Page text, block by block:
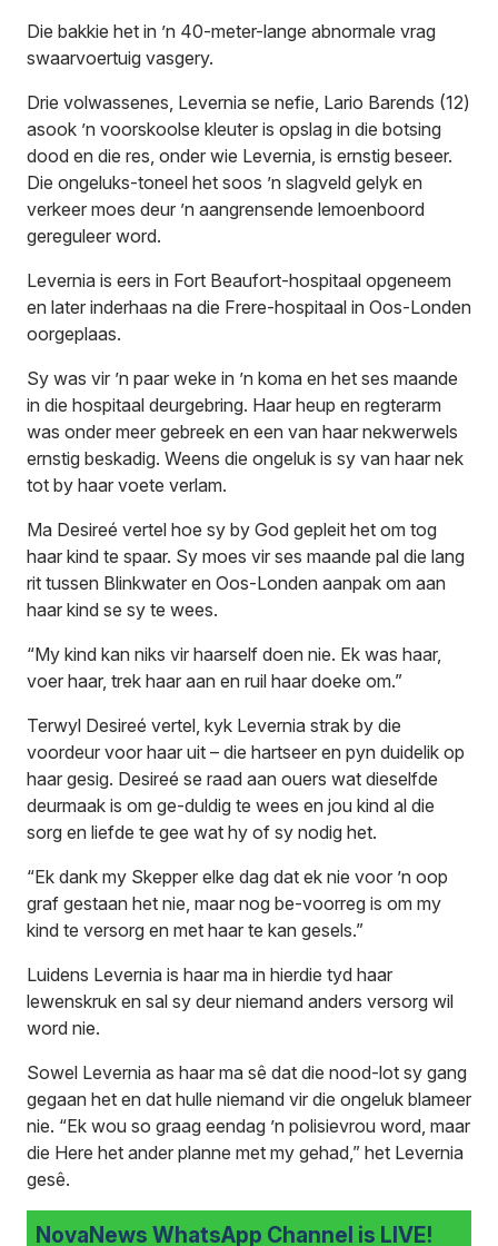
Die bakkie het in ’n 40-meter-lange abnormale vrag
swaarvoertuig vasgery.
Drie volwassenes, Levernia se nefie, Lario Barends (12)
asook ’n voorskoolse kleuter is opslag in die botsing
dood en die res, onder wie Levernia, is ernstig beseer.
Die ongeluks-toneel het soos ’n slagveld gelyk en
verkeer moes deur ’n aangrensende lemoenboord
gereguleer word.
Levernia is eers in Fort Beaufort-hospitaal opgeneem
en later inderhaas na die Frere-hospitaal in Oos-Londen
oorgeplaas.
Sy was vir ’n paar weke in ’n koma en het ses maande
in die hospitaal deurgebring. Haar heup en regterarm
was onder meer gebreek en een van haar nekwerwels
ernstig beskadig. Weens die ongeluk is sy van haar nek
tot by haar voete verlam.
Ma Desireé vertel hoe sy by God gepleit het om tog
haar kind te spaar. Sy moes vir ses maande pal die lang
rit tussen Blinkwater en Oos-Londen aanpak om aan
haar kind se sy te wees.
“My kind kan niks vir haarself doen nie. Ek was haar,
voer haar, trek haar aan en ruil haar doeke om.”
Terwyl Desireé vertel, kyk Levernia strak by die
voordeur voor haar uit – die hartseer en pyn duidelik op
haar gesig. Desireé se raad aan ouers wat dieselfde
deurmaak is om ge-duldig te wees en jou kind al die
sorg en liefde te gee wat hy of sy nodig het.
“Ek dank my Skepper elke dag dat ek nie voor ’n oop
graf gestaan het nie, maar nog be-voorreg is om my
kind te versorg en met haar te kan gesels.”
Luidens Levernia is haar ma in hierdie tyd haar
lewenskruk en sal sy deur niemand anders versorg wil
word nie.
Sowel Levernia as haar ma sê dat die nood-lot sy gang
gegaan het en dat hulle niemand vir die ongeluk blameer
nie. “Ek wou so graag eendag ’n polisievrou word, maar
die Here het ander planne met my gehad,” het Levernia
gesê.
NovaNews WhatsApp Channel is LIVE!